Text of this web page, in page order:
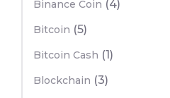
Binance Coin (4)
Bitcoin (5)
Bitcoin Cash (1)
Blockchain (3)